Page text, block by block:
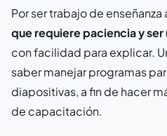
Por ser trabajo de enseñanza
que requiere paciencia y ser
con facilidad para explicar.
saber manejar programas
diapositivas, a fin de hacer
de capacitación.